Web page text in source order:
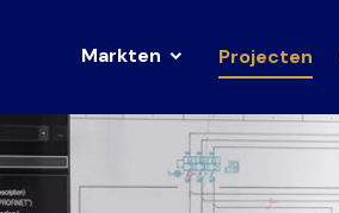
Markten Projecten